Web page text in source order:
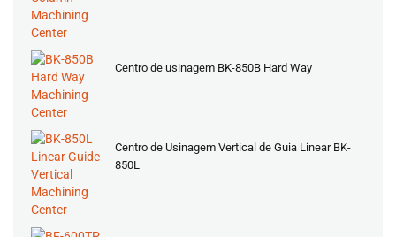
Centro de usinagem BK-850B Hard Way
Centro de Usinagem Vertical de Guia Linear BK-
850L